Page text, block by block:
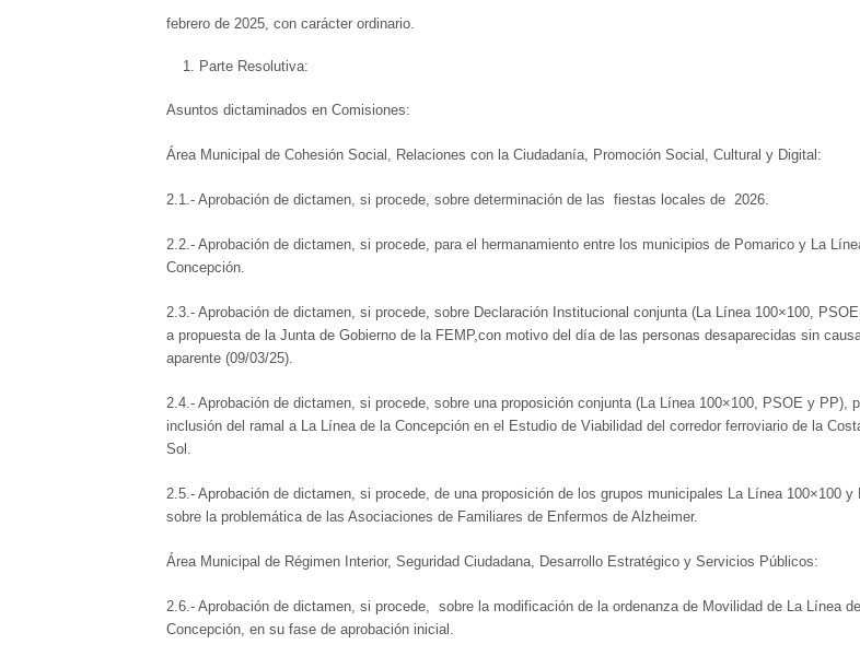
febrero de 2025, con carácter ordinario.
Parte Resolutiva:
Asuntos dictaminados en Comisiones:
Área Municipal de Cohesión Social, Relaciones con la Ciudadanía, Promoción Social, Cultural y Digital:
2.1.- Aprobación de dictamen, si procede, sobre determinación de las fiestas locales de 2026.
2.2.- Aprobación de dictamen, si procede, para el hermanamiento entre los municipios de Pomarico y La
Concepción.
2.3.- Aprobación de dictamen, si procede, sobre Declaración Institucional conjunta (La Línea 100×100,
a propuesta de la Junta de Gobierno de la FEMP,con motivo del día de las personas desaparecidas sin
aparente (09/03/25).
2.4.- Aprobación de dictamen, si procede, sobre una proposición conjunta (La Línea 100×100, PSOE y PP),
inclusión del ramal a La Línea de la Concepción en el Estudio de Viabilidad del corredor ferroviario de la
Sol.
2.5.- Aprobación de dictamen, si procede, de una proposición de los grupos municipales La Línea 100×100 y
sobre la problemática de las Asociaciones de Familiares de Enfermos de Alzheimer.
Área Municipal de Régimen Interior, Seguridad Ciudadana, Desarrollo Estratégico y Servicios Públicos:
2.6.- Aprobación de dictamen, si procede, sobre la modificación de la ordenanza de Movilidad de La Línea
Concepción, en su fase de aprobación inicial.